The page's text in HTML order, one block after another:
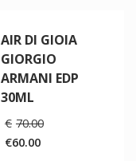
AIR DI GIOIA
GIORGIO
ARMANI EDP
30ML
€ 70.00
€60.00